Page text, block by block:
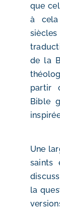
que
à cela
de la
partir
Bible
Une
saints
la